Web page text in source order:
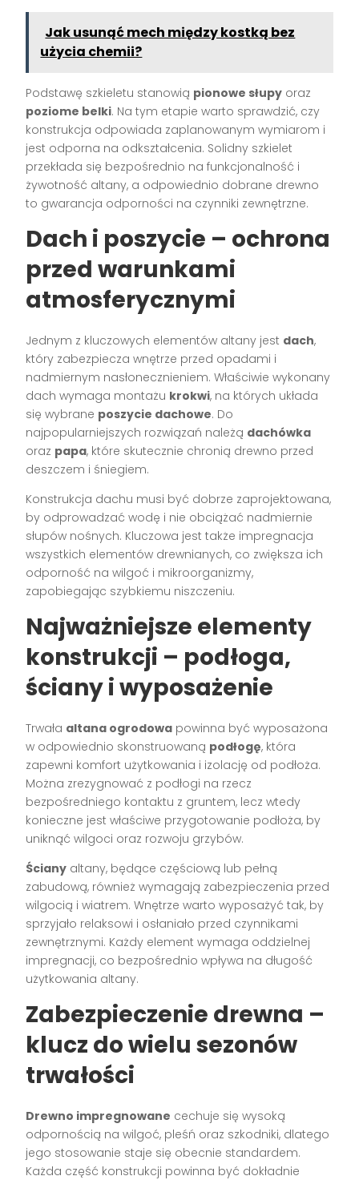
Jak usunąć mech między kostką bez
użycia chemii?
Podstawę szkieletu stanowią pionowe słupy oraz
poziome belki. Na tym etapie warto sprawdzić, czy
konstrukcja odpowiada zaplanowanym wymiarom i
jest odporna na odkształcenia. Solidny szkielet
przekłada się bezpośrednio na funkcjonalność i
żywotność altany, a odpowiednio dobrane drewno
to gwarancja odporności na czynniki zewnętrzne.
Dach i poszycie – ochrona
przed warunkami
atmosferycznymi
Jednym z kluczowych elementów altany jest dach,
który zabezpiecza wnętrze przed opadami i
nadmiernym nasłonecznieniem. Właściwie wykonany
dach wymaga montażu krokwi, na których układa
się wybrane poszycie dachowe. Do
najpopularniejszych rozwiązań należą dachówka
oraz papa, które skutecznie chronią drewno przed
deszczem i śniegiem.
Konstrukcja dachu musi być dobrze zaprojektowana,
by odprowadzać wodę i nie obciążać nadmiernie
słupów nośnych. Kluczowa jest także impregnacja
wszystkich elementów drewnianych, co zwiększa ich
odporność na wilgoć i mikroorganizmy,
zapobiegając szybkiemu niszczeniu.
Najważniejsze elementy
konstrukcji – podłoga,
ściany i wyposażenie
Trwała altana ogrodowa powinna być wyposażona
w odpowiednio skonstruowaną podłogę, która
zapewni komfort użytkowania i izolację od podłoża.
Można zrezygnować z podłogi na rzecz
bezpośredniego kontaktu z gruntem, lecz wtedy
konieczne jest właściwe przygotowanie podłoża, by
uniknąć wilgoci oraz rozwoju grzybów.
Ściany altany, będące częściową lub pełną
zabudową, również wymagają zabezpieczenia przed
wilgocią i wiatrem. Wnętrze warto wyposażyć tak, by
sprzyjało relaksowi i osłaniało przed czynnikami
zewnętrznymi. Każdy element wymaga oddzielnej
impregnacji, co bezpośrednio wpływa na długość
użytkowania altany.
Zabezpieczenie drewna –
klucz do wielu sezonów
trwałości
Drewno impregnowane cechuje się wysoką
odpornością na wilgoć, pleśń oraz szkodniki, dlatego
jego stosowanie staje się obecnie standardem.
Każda część konstrukcji powinna być dokładnie